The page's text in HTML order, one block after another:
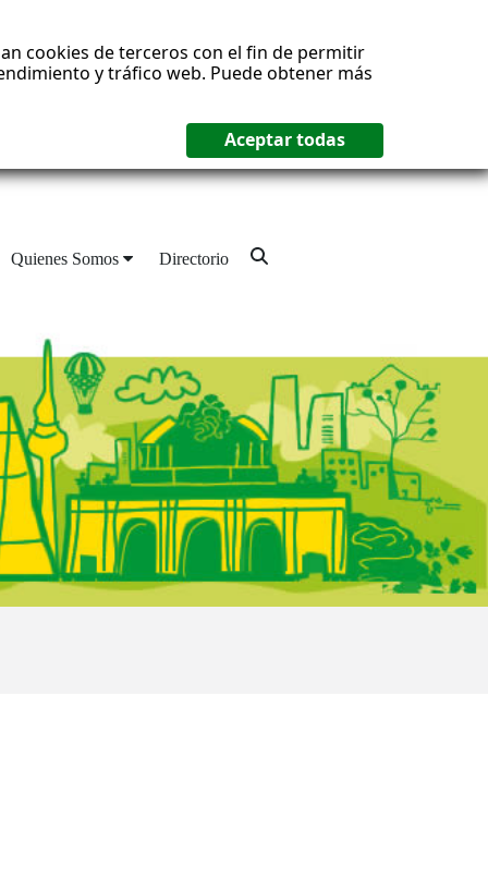
cookies de terceros con el fin de permitir
y tráfico web. Puede obtener más
Quienes Somos Directorio